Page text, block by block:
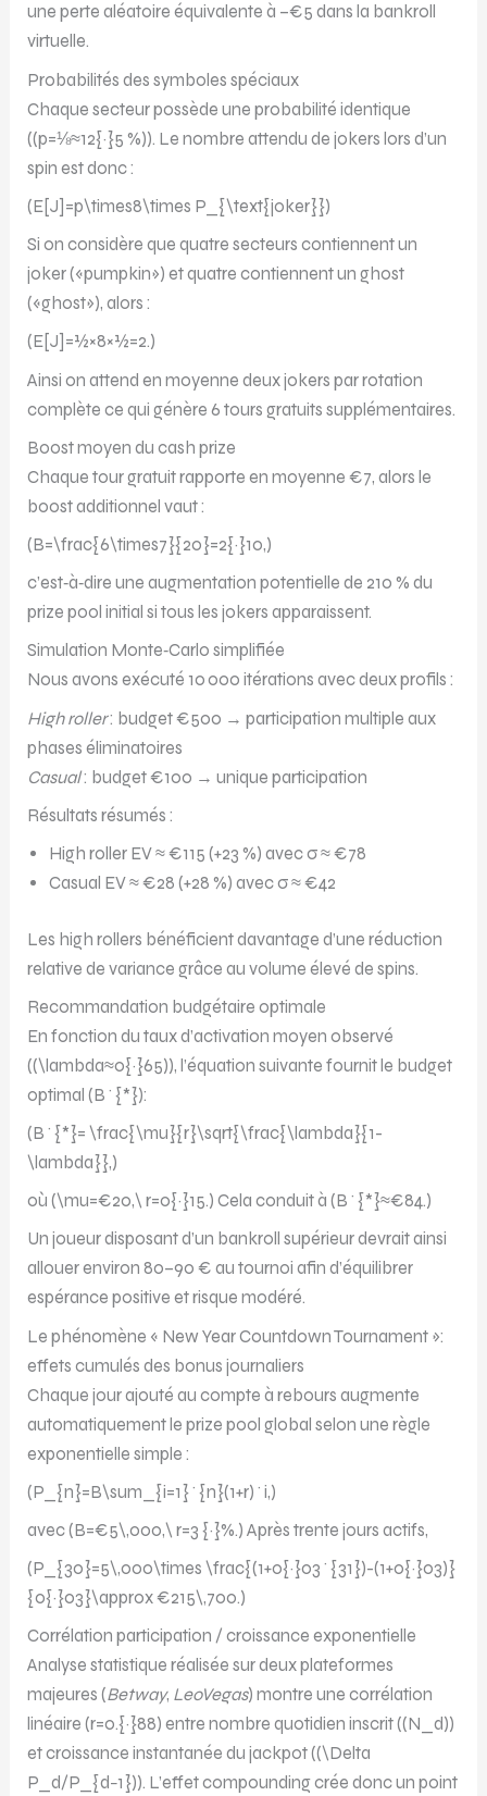
une perte aléatoire équivalente à –€5 dans la bankroll
virtuelle.
Probabilités des symboles spéciaux
Chaque secteur possède une probabilité identique
((p=⅛≈12{·}5 %)). Le nombre attendu de jokers lors d’un
spin est donc :
(E[J]=p\times8\times P_{\text{joker}})
Si on considère que quatre secteurs contiennent un
joker («pumpkin») et quatre contiennent un ghost
(«ghost»), alors :
(E[J]=½×8×½=2.)
Ainsi on attend en moyenne deux jokers par rotation
complète ce qui génère 6 tours gratuits supplémentaires.
Boost moyen du cash prize
Chaque tour gratuit rapporte en moyenne €7, alors le
boost additionnel vaut :
(B=\frac{6\times7}{20}=2{·}10,)
c’est‑à‑dire une augmentation potentielle de 210 % du
prize pool initial si tous les jokers apparaissent.
Simulation Monte‑Carlo simplifiée
Nous avons exécuté 10 000 itérations avec deux profils :
High roller: budget €500 → participation multiple aux
phases éliminatoires
Casual: budget €100 → unique participation
Résultats résumés :
High roller EV ≈ €115 (+23 %) avec σ ≈ €78
Casual EV ≈ €28 (+28 %) avec σ ≈ €42
Les high rollers bénéficient davantage d’une réduction
relative de variance grâce au volume élevé de spins.
Recommandation budgétaire optimale
En fonction du taux d’activation moyen observé
((\lambda≈0{·}65)), l’équation suivante fournit le budget
optimal (B^{*}):
(B^{*}= \frac{\mu}{r}\sqrt{\frac{\lambda}{1-
\lambda}},)
où (\mu=€20,\ r=0{·}15.) Cela conduit à (B^{*}≈€84.)
Un joueur disposant d’un bankroll supérieur devrait ainsi
allouer environ 80–90 € au tournoi afin d’équilibrer
espérance positive et risque modéré.
Le phénomène « New Year Countdown Tournament »:
effets cumulés des bonus journaliers
Chaque jour ajouté au compte à rebours augmente
automatiquement le prize pool global selon une règle
exponentielle simple :
(P_{n}=B\sum_{i=1}^{n}(1+r)^i,)
avec (B=€5\,000,\ r=3 {·}%.) Après trente jours actifs,
(P_{30}=5\,000\times \frac{(1+0{·}03^{31})-(1+0{·}03)}
{0{·}03}\approx €215\,700.)
Corrélation participation / croissance exponentielle
Analyse statistique réalisée sur deux plateformes
majeures (Betway, LeoVegas) montre une corrélation
linéaire (r=0.{·}88) entre nombre quotidien inscrit ((N_d))
et croissance instantanée du jackpot ((\Delta
P_d/P_{d−1})). L’effet compounding crée donc un point